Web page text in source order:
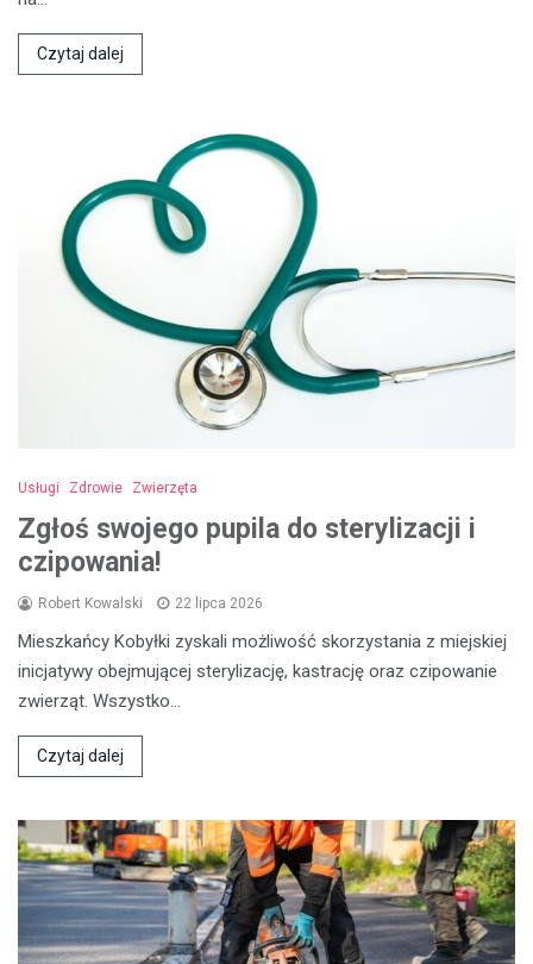
Czytaj dalej
Usługi Zdrowie Zwierzęta
Zgłoś swojego pupila do sterylizacji i
czipowania!
Robert Kowalski 22 lipca 2026
Mieszkańcy Kobyłki zyskali możliwość skorzystania z miejskiej
inicjatywy obejmującej sterylizację, kastrację oraz czipowanie
zwierząt. Wszystko…
Czytaj dalej